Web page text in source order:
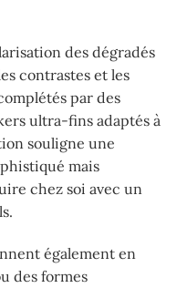
des dégradés
contrastes et les
par des
ultra-fins adaptés à
souligne une
mais
chez soi avec un
également en
des formes